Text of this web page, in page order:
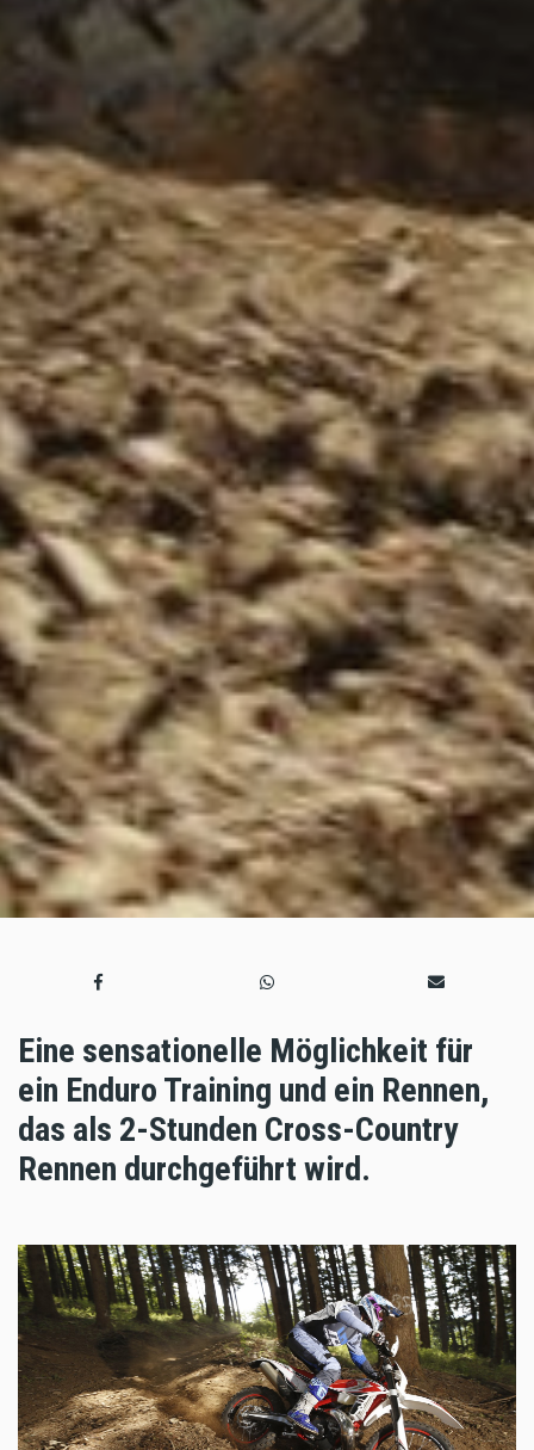
Eine sensationelle Möglichkeit für
ein Enduro Training und ein Rennen,
das als 2-Stunden Cross-Country
Rennen durchgeführt wird.